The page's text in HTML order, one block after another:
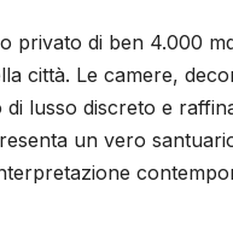
privato di ben 4.000
città. Le camere,
lusso discreto e
un vero